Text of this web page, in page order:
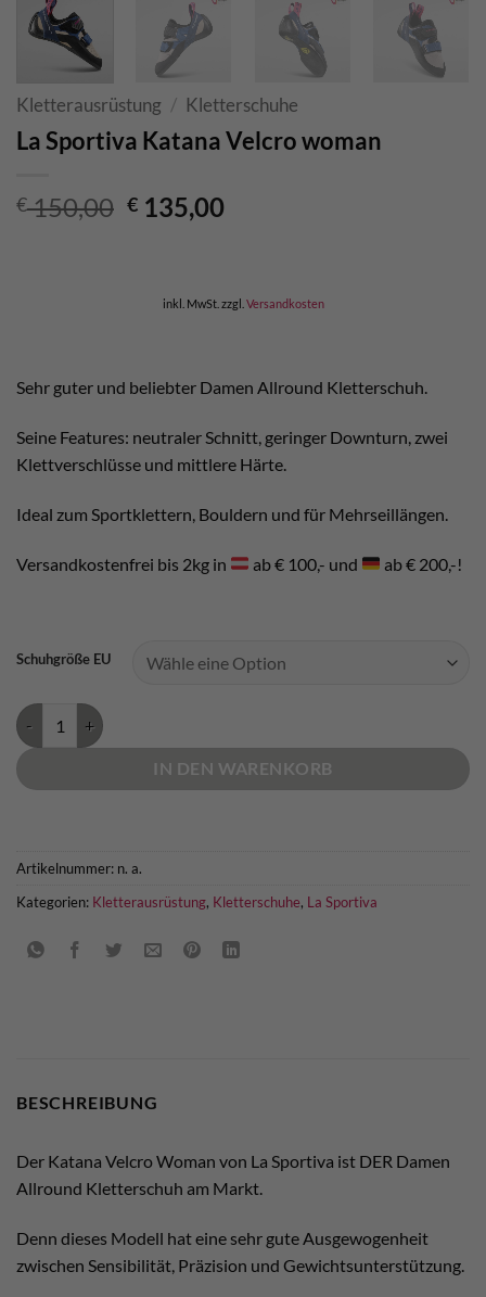
Kletterausrüstung / Kletterschuhe
La Sportiva Katana Velcro woman
€150,00 Ursprünglicher
€ 135,00Aktueller
inkl. MwSt. zzgl. Versandkosten
Sehr guter und beliebter Damen Allround Kletterschuh.
Seine Features: neutraler Schnitt, geringer Downturn, zwei
Klettverschlüsse und mittlere Härte.
Ideal zum Sportklettern, Bouldern und für Mehrseillängen.
Versandkostenfrei bis 2kg in ab € 100,- und ab € 200,-!
Schuhgröße EU
La Sportiva Katana Velcro woman Menge
IN DEN WARENKORB
Artikelnummer: n. a.
Kategorien: Kletterausrüstung, Kletterschuhe, La Sportiva
BESCHREIBUNG
Der Katana Velcro Woman von La Sportiva ist DER Damen
Allround Kletterschuh am Markt.
Denn dieses Modell hat eine sehr gute Ausgewogenheit
zwischen Sensibilität, Präzision und Gewichtsunterstützung.